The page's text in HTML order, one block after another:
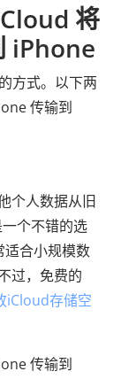
将
iPhone
方式。以下两
传输到
个人数据从旧
个不错的选
合小规模数
过，免费的
iCloud存储空
传输到